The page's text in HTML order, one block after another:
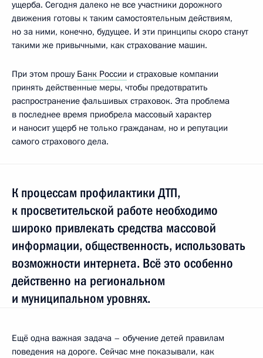
ущерба. Сегодня далеко не все участники дорожного
движения готовы к таким самостоятельным действиям,
но за ними, конечно, будущее. И эти принципы скоро станут
такими же привычными, как страхование машин.
При этом прошу Банк России и страховые компании
принять действенные меры, чтобы предотвратить
распространение фальшивых страховок. Эта проблема
в последнее время приобрела массовый характер
и наносит ущерб не только гражданам, но и репутации
самого страхового дела.
К процессам профилактики ДТП,
к просветительской работе необходимо
широко привлекать средства массовой
информации, общественность, использовать
возможности интернета. Всё это особенно
действенно на региональном
и муниципальном уровнях.
Ещё одна важная задача – обучение детей правилам
поведения на дороге. Сейчас мне показывали, как